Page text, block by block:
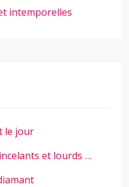
intemporelles
le jour
et lourds …